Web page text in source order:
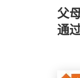
父
通